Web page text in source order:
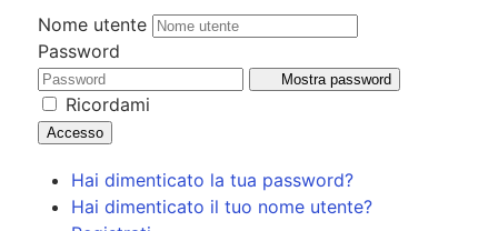
Nome utente
Password
Mostra password
Ricordami
Accesso
Hai dimenticato la tua password?
Hai dimenticato il tuo nome utente?